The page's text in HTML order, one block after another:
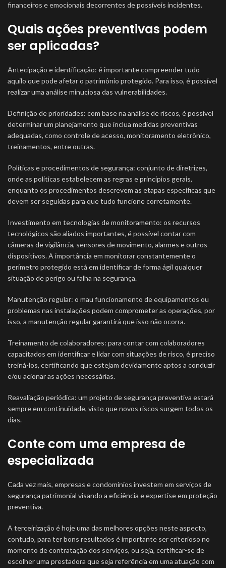
financeiros e emocionais decorrentes de possíveis incidentes.
Quais ações preventivas podem
ser aplicadas?
Antecipação e identificação: é importante compreender tudo
aquilo que pode afetar o patrimônio protegido. Para isso, é possível
realizar uma análise minuciosa das vulnerabilidades.
Definição de prioridades: com base na análise de riscos, é possível
determinar um planejamento que inclua medidas preventivas
adequadas, como controle de acesso, monitoramento eletrônico,
treinamentos, entre outras.
Políticas e procedimentos de segurança: conjunto de diretrizes,
onde as políticas estabelecem as regras e princípios gerais,
enquanto os procedimentos descrevem as etapas específicas que
devem ser seguidas para que tudo funcione corretamente.
Investimento em tecnologias de monitoramento: os recursos
tecnológicos são aliados importantes, é possível contar com
câmeras de vigilância, sensores de movimento, alarmes e outros
dispositivos. A importância em monitorar constantemente o
perímetro protegido está em identificar de forma ágil qualquer
situação de perigo ou falha na segurança.
Manutenção regular: o mau funcionamento de equipamentos ou
problemas nas instalações podem comprometer as operações, por
isso, a manutenção regular garantirá que isso não ocorra.
Treinamento de colaboradores: para contar com colaboradores
capacitados em identificar e lidar com situações de risco, é preciso
treiná-los, certificando que estejam devidamente aptos a conduzir
e/ou acionar as ações necessárias.
Reavaliação periódica: um projeto de segurança preventiva estará
sempre em continuidade, visto que novos riscos surgem todos os
dias.
Conte com uma empresa de
especializada
Cada vez mais, empresas e condomínios investem em serviços de
segurança patrimonial visando a eficiência e expertise em proteção
preventiva.
A terceirização é hoje uma das melhores opções neste aspecto,
contudo, para ter bons resultados é importante ser criterioso no
momento de contratação dos serviços, ou seja, certificar-se de
escolher uma prestadora que seja referência em uma atuação com